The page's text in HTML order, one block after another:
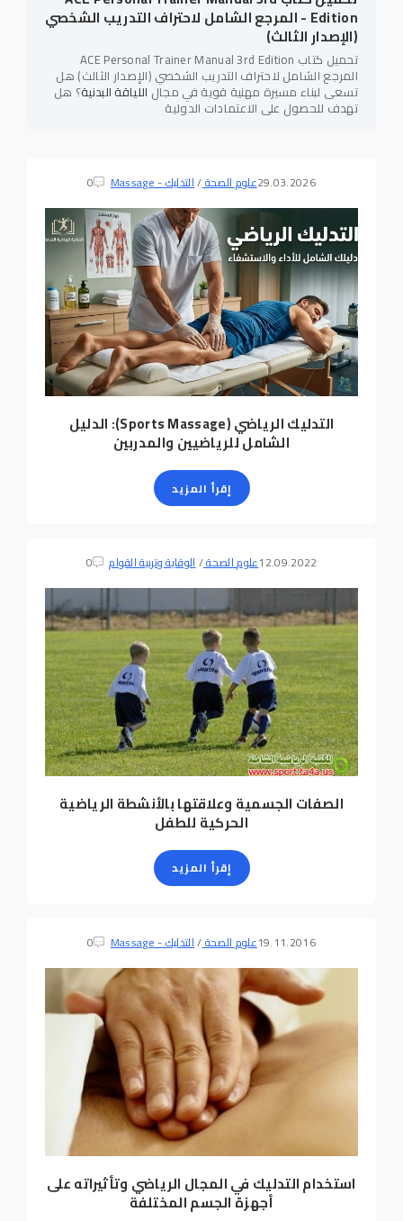
Edition - المرجع الشامل لاحتراف التدريب الشخصي
(الإصدار الثالث)
تحميل كتاب ACE Personal Trainer Manual 3rd Edition
المرجع الشامل لاحتراف التدريب الشخصي (الإصدار الثالث) هل
تسعى لبناء مسيرة مهنية قوية في مجال اللياقة البدنية؟ هل
تهدف للحصول على الاعتمادات الدولية
29.03.2026علوم الصحة/التدليك - Massage 0
التدليك الرياضي (Sports Massage): الدليل
الشامل للرياضيين والمدربين
إقرأ المزيد
12.09.2022علوم الصحة/الوقاية وتربية القوام 0
الصفات الجسمية وعلاقتها بالأنشطة الرياضية
الحركية للطفل
إقرأ المزيد
19.11.2016علوم الصحة/التدليك - Massage 0
استخدام التدليك في المجال الرياضي وتأثيراته على
أجهزة الجسم المختلفة